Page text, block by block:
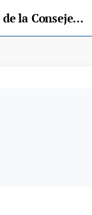
Nino Rodríguez dejó el despacho de la Consejería y volvió a los praos de Parres